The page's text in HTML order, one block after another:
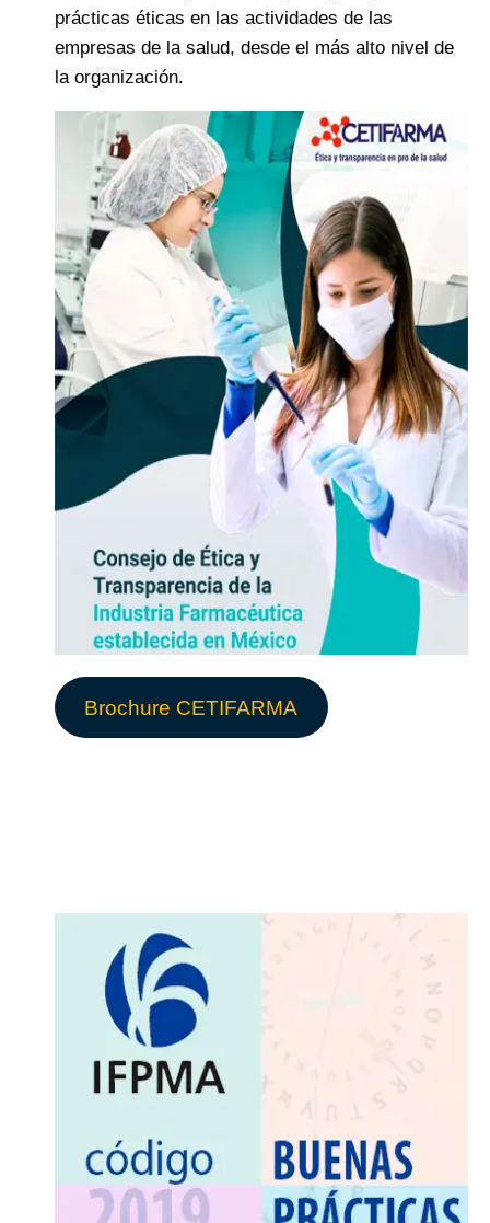
prácticas éticas en las actividades de las
empresas de la salud, desde el más alto nivel de
la organización.
Brochure CETIFARMA